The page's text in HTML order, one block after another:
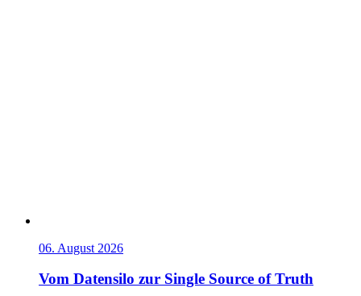
06. August 2026
Vom Datensilo zur Single Source of Truth